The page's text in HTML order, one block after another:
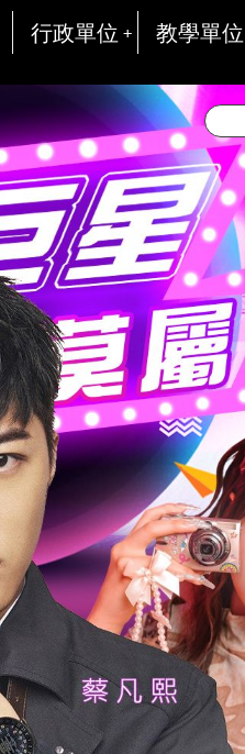
行政單位 教學單位